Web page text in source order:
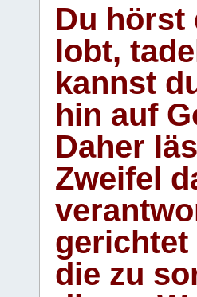
Du hörst
lobt,
kannst
hin auf
Daher
Zweifel
gerichtet
die zu